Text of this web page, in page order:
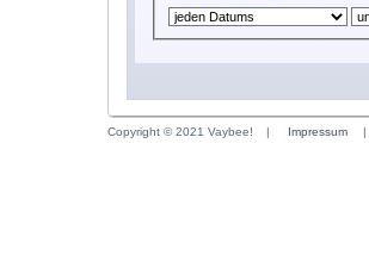
Copyright © 2021 Vaybee! | Impressum |